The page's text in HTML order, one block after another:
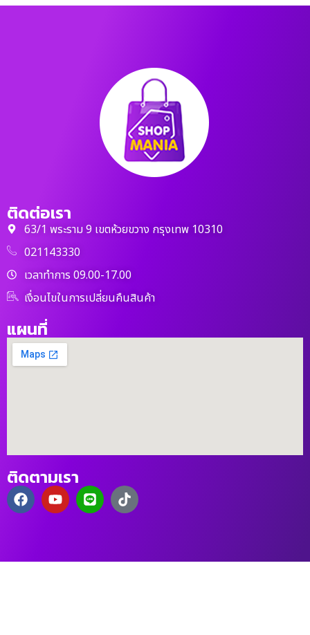
ติดต่อเรา
63/1 พระราม 9 เขตห้วยขวาง กรุงเทพ 10310
021143330
เวลาทำการ 09.00-17.00
เงื่อนไขในการเปลี่ยนคืนสินค้า
แผนที่
ติดตามเรา